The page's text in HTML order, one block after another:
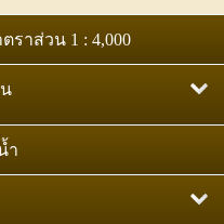
ย
ลือภาคตะวันออกเฉียง
น 1:4,000
วน 1:25,000
าส่วน 1:4,000
าส่วน 1:25,000
ราส่วน 1 : 4,000
ำ